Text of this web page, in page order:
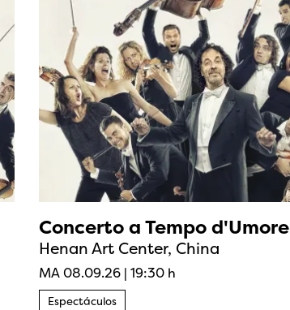
Concerto a Tempo d'Umore
Henan Art Center, China
MA 08.09.26| 19:30 h
Espectáculos